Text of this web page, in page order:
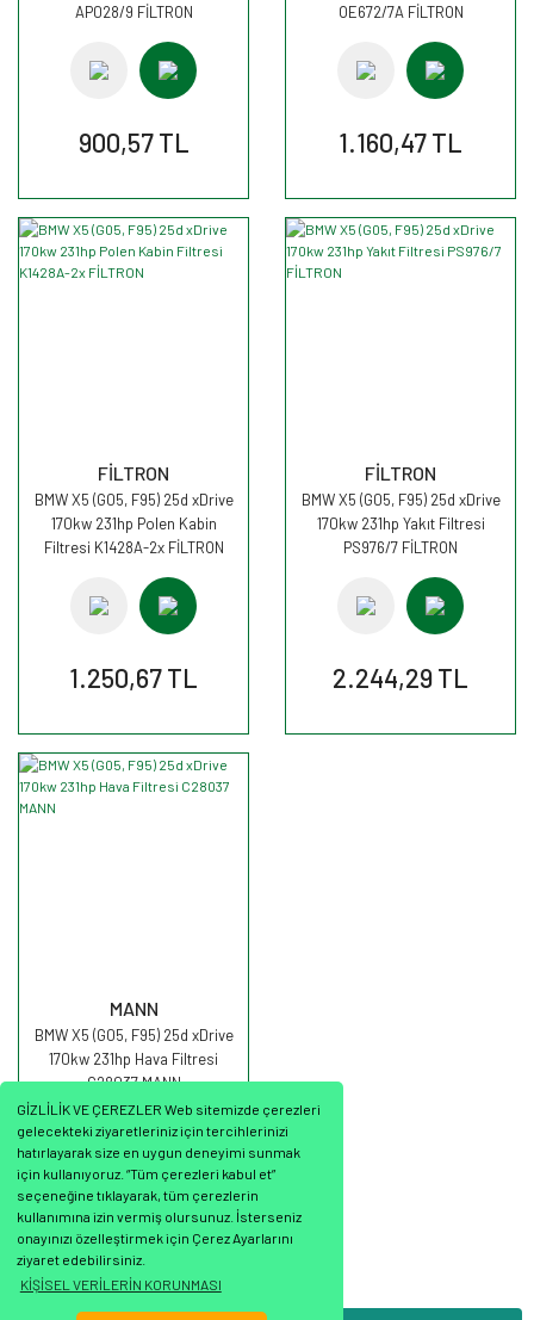
GİZLİLİK VE ÇEREZLER Web sitemizde çerezleri
gelecekteki ziyaretleriniz için tercihlerinizi
hatırlayarak size en uygun deneyimi sunmak
için kullanıyoruz. “Tüm çerezleri kabul et”
seçeneğine tıklayarak, tüm çerezlerin
kullanımına izin vermiş olursunuz. İsterseniz
onayınızı özelleştirmek için Çerez Ayarlarını
ziyaret edebilirsiniz.
KİŞİSEL VERİLERİN KORUNMASI
AP028/9 FİLTRON
900,57 TL
OE672/7A FİLTRON
1.160,47 TL
FİLTRON
BMW X5 (G05, F95) 25d xDrive
170kw 231hp Polen Kabin
Filtresi K1428A-2x FİLTRON
1.250,67 TL
FİLTRON
BMW X5 (G05, F95) 25d xDrive
170kw 231hp Yakıt Filtresi
PS976/7 FİLTRON
2.244,29 TL
MANN
BMW X5 (G05, F95) 25d xDrive
170kw 231hp Hava Filtresi
C28037 MANN
1.100,47 TL